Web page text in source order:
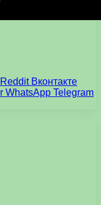
Reddit Вконтакте
WhatsApp Telegram